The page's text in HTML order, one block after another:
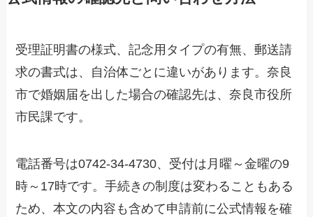
受理証明書の様式、記念用タイプの有無、郵送請
求の書式は、自治体ごとに違いがあります。奈良
市で婚姻届を出した場合の確認先は、奈良市役所
市民課です。
電話番号は0742-34-4730、受付は月曜～金曜の9
時～17時です。手続きの制度は変わることもある
ため、本文の内容も含めて申請前に公式情報を確